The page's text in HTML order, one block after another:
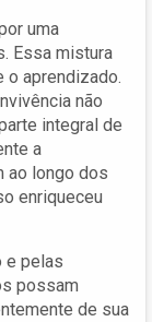
uma
Essa mistura
o aprendizado.
não
integral de
a
ao longo dos
enriqueceu
e pelas
possam
de sua